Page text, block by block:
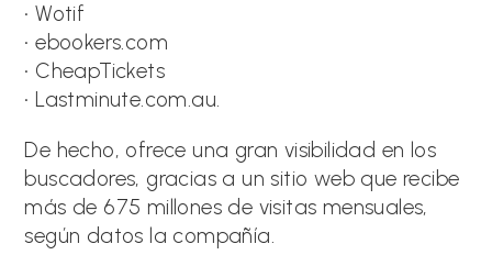
• Wotif
• ebookers.com
• CheapTickets
• Lastminute.com.au.
De hecho, ofrece una gran visibilidad en los
buscadores, gracias a un sitio web que recibe
más de 675 millones de visitas mensuales,
según datos la compañía.